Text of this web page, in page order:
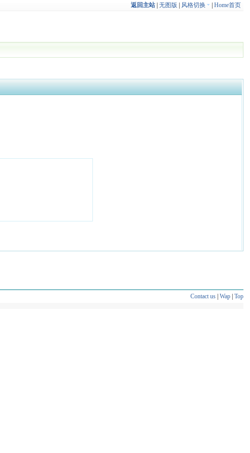
返回主站| 无图版 风格切换 Home首页
Contact us| Wap| Top